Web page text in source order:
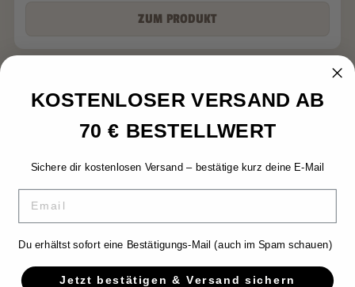
ZUM PRODUKT
Made for ambitions, focus and daily
performance.
KOSTENLOSER VERSAND AB
70 € BESTELLWERT
Sichere dir kostenlosen Versand – bestätige kurz deine E-Mail
Du erhältst sofort eine Bestätigungs-Mail (auch im Spam schauen)
Jetzt bestätigen & Versand sichern